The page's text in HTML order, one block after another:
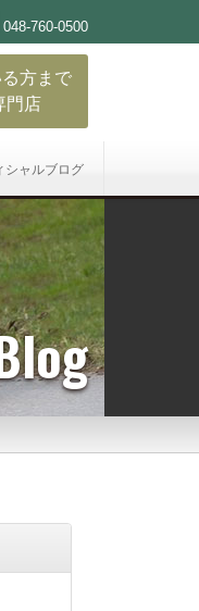
048-760-0500
方まで
門店
シャルブログ